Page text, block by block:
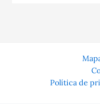
Política de